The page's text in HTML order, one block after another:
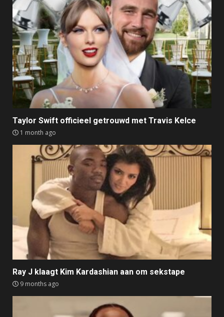
Taylor Swift officieel getrouwd met Travis Kelce
1 month ago
Ray J klaagt Kim Kardashian aan om sekstape
9 months ago